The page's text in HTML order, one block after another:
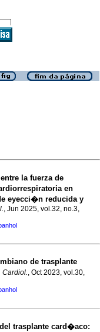
la fuerza de
en
eyecci�n reducida y
, Jun 2025, vol.32, no.3,
de trasplante
Cardiol., Oct 2023, vol.30,
trasplante card�aco: